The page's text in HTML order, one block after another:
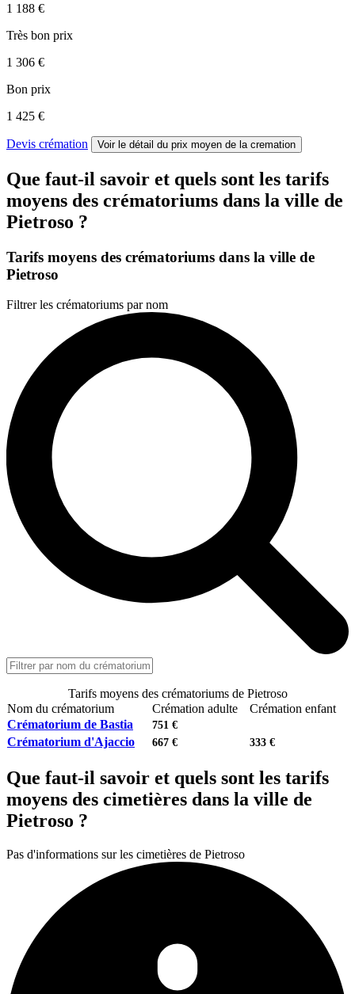
1 188 €
Très bon prix
1 306 €
Bon prix
1 425 €
Devis crémation Voir le détail du prix moyen de la cremation
Que faut-il savoir et quels sont les tarifs
moyens des crématoriums dans la ville de
Pietroso ?
Tarifs moyens des crématoriums dans la ville de
Pietroso
Filtrer les crématoriums par nom
Tarifs moyens des crématoriums de Pietroso
Nom du crématorium
Crémation adulte
Crémation enfant
Crématorium de Bastia
751 €
Crématorium d'Ajaccio 667 € 333 €
Que faut-il savoir et quels sont les tarifs
moyens des cimetières dans la ville de
Pietroso ?
Pas d'informations sur les cimetières de Pietroso